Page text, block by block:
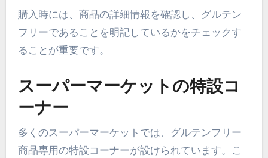
購入時には、商品の詳細情報を確認し、グルテン
フリーであることを明記しているかをチェックす
ることが重要です。
スーパーマーケットの特設コ
ーナー
多くのスーパーマーケットでは、グルテンフリー
商品専用の特設コーナーが設けられています。こ